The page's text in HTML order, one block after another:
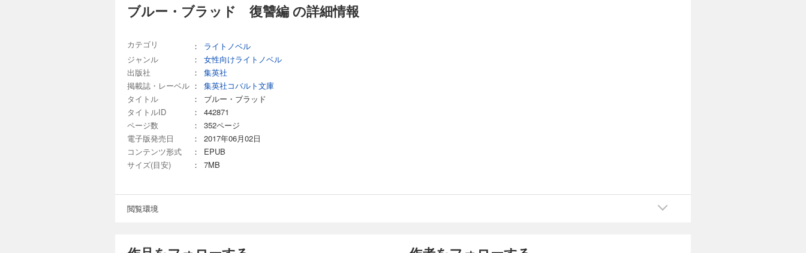
ブルー・ブラッド 復讐編 の詳細情報
カテゴリ ：
ライトノベル
ジャンル
：
女性向けライトノベル
出版社
：
集英社
掲載誌・レーベル ：
集英社コバルト文庫
タイトル
：
ブルー・ブラッド
タイトルID
：
442871
ページ数
：
352ページ
電子版発売日
：
2017年06月02日
コンテンツ形式
：
EPUB
サイズ(目安)
： 7MB
閲覧環境